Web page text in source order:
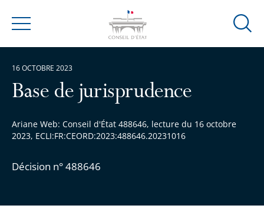
Menu
Ouvrir
Base de jurisprudence
Ariane Web: Conseil d'État 488646, lecture du 16 octobre
2023, ECLI:FR:CEORD:2023:488646.20231016
Décision n° 488646
16 OCTOBRE 2023